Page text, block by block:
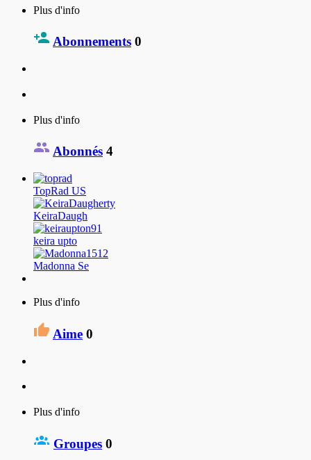
Plus d'info
Abonnements 0
Plus d'info
Abonnés 4
TopRad US
KeiraDaugh
keira upto
Madonna Se
Plus d'info
Aime 0
Plus d'info
Groupes 0